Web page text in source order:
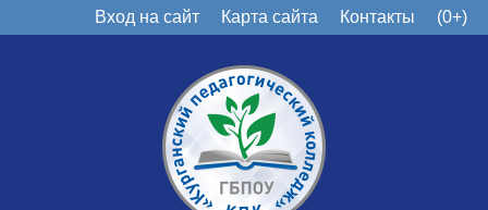
Вход на сайт Карта сайта Контакты (0+)